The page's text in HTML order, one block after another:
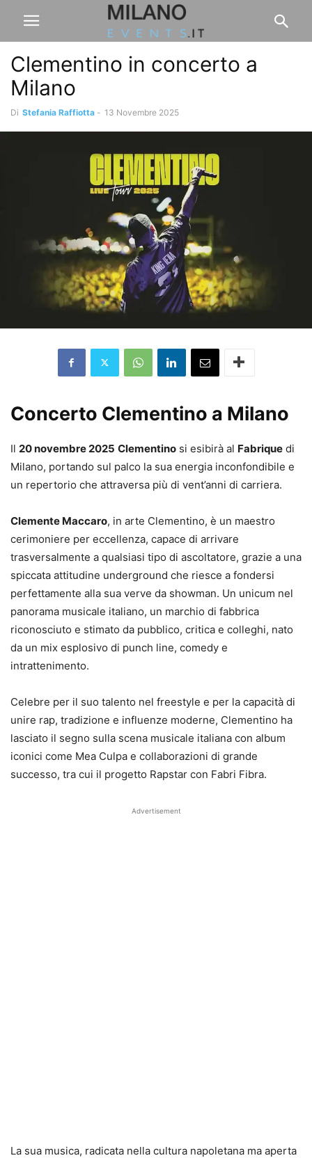
Clementino in concerto a
Milano
Di Stefania Raffiotta - 13 Novembre 2025
Concerto Clementino a Milano
Il 20 novembre 2025 Clementino si esibirà al Fabrique di
Milano, portando sul palco la sua energia inconfondibile e
un repertorio che attraversa più di vent’anni di carriera.
Clemente Maccaro, in arte Clementino, è un maestro
cerimoniere per eccellenza, capace di arrivare
trasversalmente a qualsiasi tipo di ascoltatore, grazie a una
spiccata attitudine underground che riesce a fondersi
perfettamente alla sua verve da showman. Un unicum nel
panorama musicale italiano, un marchio di fabbrica
riconosciuto e stimato da pubblico, critica e colleghi, nato
da un mix esplosivo di punch line, comedy e
intrattenimento.
Celebre per il suo talento nel freestyle e per la capacità di
unire rap, tradizione e influenze moderne, Clementino ha
lasciato il segno sulla scena musicale italiana con album
iconici come Mea Culpa e collaborazioni di grande
successo, tra cui il progetto Rapstar con Fabri Fibra.
Advertisement
La sua musica, radicata nella cultura napoletana ma aperta